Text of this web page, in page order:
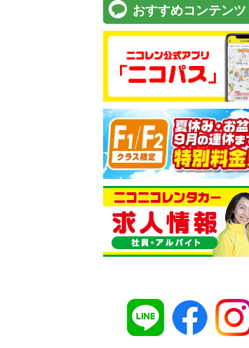
おすすめコンテンツ